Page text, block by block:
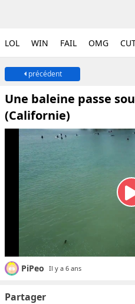
LOL WIN FAIL OMG
précédent
Une baleine passe
(Californie)
PiPeo Il y a 6 ans
Partager